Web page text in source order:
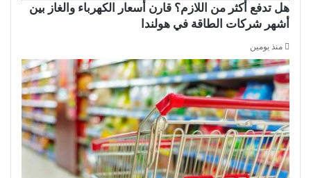
هل تدفع أكثر من اللازم؟ قارن أسعار الكهرباء والغاز بين
أشهر شركات الطاقة في هولندا
منذ يومين